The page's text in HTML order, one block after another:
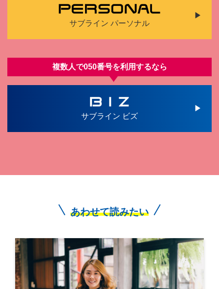
サブライン パーソナル
複数人で050番号を利⽤するなら
サブライン ビズ
あわせて読みたい